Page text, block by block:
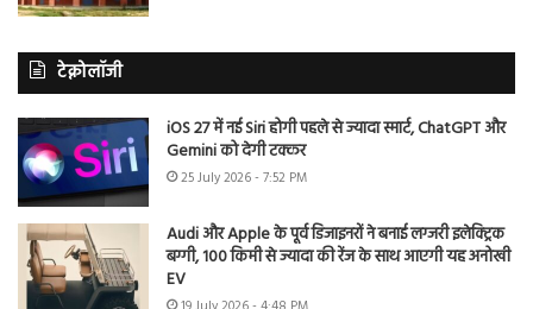
टेक्नोलॉजी
iOS 27 में नई Siri होगी पहले से ज्यादा स्मार्ट, ChatGPT और
Gemini को देगी टक्कर
25 July 2026 - 7:52 PM
Audi और Apple के पूर्व डिजाइनरों ने बनाई लग्जरी इलेक्ट्रिक
बग्गी, 100 किमी से ज्यादा की रेंज के साथ आएगी यह अनोखी
EV